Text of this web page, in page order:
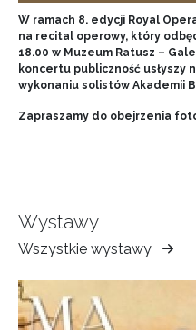
W ramach 8. edycji Royal
na recital operowy, który
18.00 w Muzeum Ratusz –
koncertu publiczność usłyszy
wykonaniu solistów Akademii
Zapraszamy do obejrzenia
Wystawy
Wszystkie wystawy
Muzeum
Ziemi
Tarnowskiej